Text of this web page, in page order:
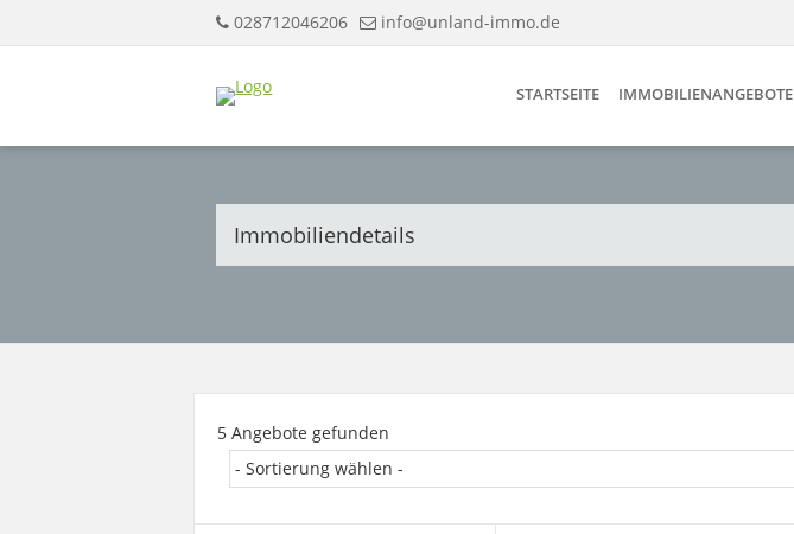
028712046206 info@unland-immo.de
STARTSEITE IMMOBILIENANGEBOTE
Immobiliendetails
5 Angebote gefunden